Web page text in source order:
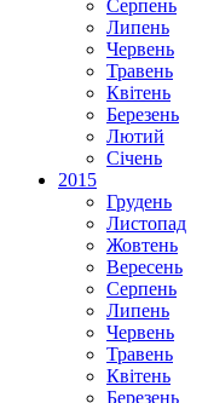
Серпень
Липень
Червень
Травень
Квітень
Березень
Лютий
Січень
2015
Грудень
Листопад
Жовтень
Вересень
Серпень
Липень
Червень
Травень
Квітень
Березень